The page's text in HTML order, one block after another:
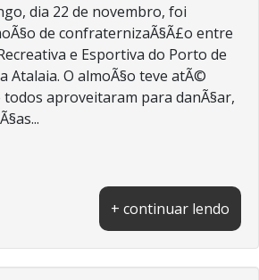
dia 22 de novembro, foi
de confraternizaÃ§Ã£o entre
e Esportiva do Porto de
Atalaia. O almoÃ§o teve atÃ©
todos aproveitaram para danÃ§ar,
+ continuar lendo